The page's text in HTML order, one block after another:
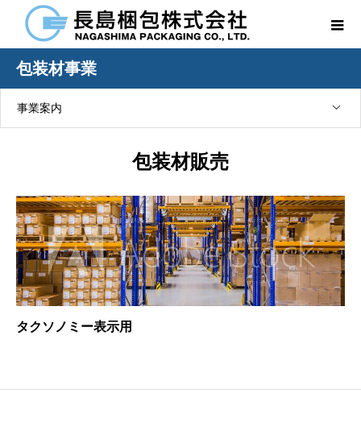
包装材事業
事業案内
包装材販売
タクソノミー表示用